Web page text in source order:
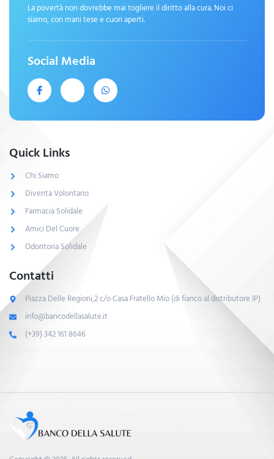
La povertà non dovrebbe mai togliere il diritto alla cura. Noi ci
siamo, con mani tese e cuori aperti.
Social Media
Quick Links
Chi Siamo
Diventa Volontario
Farmacia Solidale
Amici Del Cuore
Odontoria Solidale
Contatti
Piazza Delle Regioni,2 c/o Casa Fratello Mio (di fianco al distributore IP)
info@bancodellasalute.it
(+39) 342 161 8646